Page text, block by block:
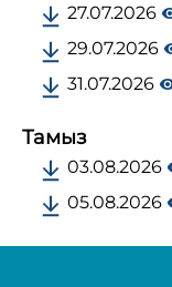
27.07.2026
29.07.2026
31.07.2026
Тамыз
03.08.2026
05.08.2026